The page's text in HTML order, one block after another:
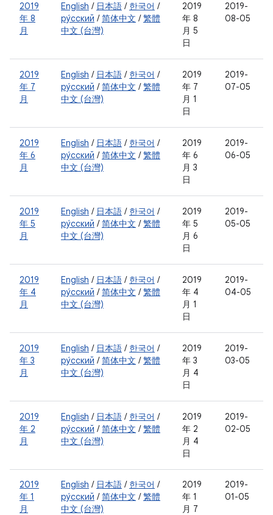
2019
年 8
月
English / 日本語 / 한국어 /
ру́сский /简体中文 /繁體
中文 (台灣)
2019
年 8
月 5
日
2019-
08-05
2019
年 7
月
English / 日本語 / 한국어 /
ру́сский /简体中文 /繁體
中文 (台灣)
2019
年 7
月 1
日
2019-
07-05
2019
年 6
月
English / 日本語 / 한국어 /
ру́сский /简体中文 /繁體
中文 (台灣)
2019
年 6
月 3
日
2019-
06-05
2019
年 5
月
English / 日本語 / 한국어 /
ру́сский /简体中文 /繁體
中文 (台灣)
2019
年 5
月 6
日
2019-
05-05
2019
年 4
月
English / 日本語 / 한국어 /
ру́сский /简体中文 /繁體
中文 (台灣)
2019
年 4
月 1
日
2019-
04-05
2019
年 3
月
English / 日本語 / 한국어 /
ру́сский /简体中文 /繁體
中文 (台灣)
2019
年 3
月 4
日
2019-
03-05
2019
年 2
月
English / 日本語 / 한국어 /
ру́сский /简体中文 /繁體
中文 (台灣)
2019
年 2
月 4
日
2019-
02-05
2019
年 1
月
English / 日本語 / 한국어 /
ру́сский /简体中文 /繁體
中文 (台灣)
2019
年 1
月 7
2019-
01-05